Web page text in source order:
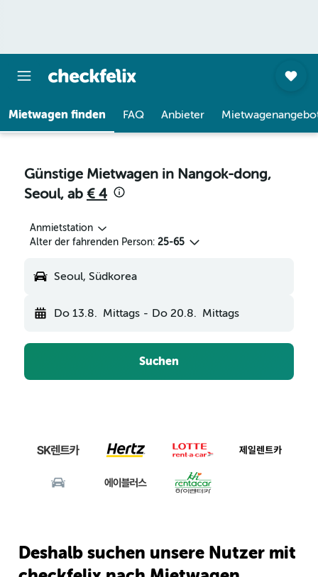
Mietwagen finden FAQ Anbieter
Günstige Mietwagen in Nangok-dong,
Seoul, ab € 4
Anmietstation
Alter der fahrenden Person: 25-65
Seoul, Südkorea
Do 13.8. Mittags - Do 20.8. Mittags
Suchen
Deshalb suchen unsere Nutzer mit